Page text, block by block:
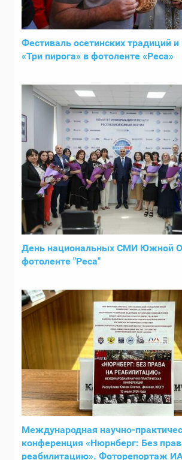
Фестиваль осетинских традиций и
«Три пирога» в фотоленте «Реса»
День национальных СМИ Южной
фотоленте "Реса"
Международная научно-
конференция «Нюрнберг: Без
реабилитацию». Фоторепортаж